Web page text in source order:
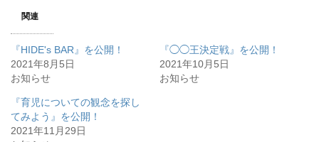
関連
『HIDE's BAR』を公開！
2021年8月5日
お知らせ
『◯◯王決定戦』を公開！
2021年10月5日
お知らせ
『育児についての観念を探し
てみよう』を公開！
2021年11月29日